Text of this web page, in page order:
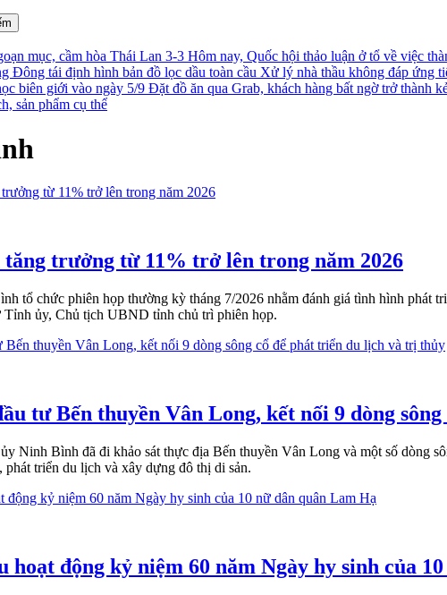
mục, cầm hòa Thái Lan 3-3 Hôm nay, Quốc hội thảo luận ở tổ về việc
Đông tái định hình bản đồ lọc dầu toàn cầu Xử lý nhà thầu không đáp ứng
biên giới vào ngày 5/9 Đặt đồ ăn qua Grab, khách hàng bất ngờ trở thành
sản phẩm cụ thể
trưởng từ 11% trở lên trong năm 2026
tổ chức phiên họp thường kỳ tháng 7/2026 nhằm đánh giá tình hình phát
ủy, Chủ tịch UBND tỉnh chủ trì phiên họp.
tư Bến thuyền Vân Long, kết nối 9 dòng
Ninh Bình đã đi khảo sát thực địa Bến thuyền Vân Long và một số dòng
triển du lịch và xây dựng đô thị di sản.
hoạt động kỷ niệm 60 năm Ngày hy sinh của